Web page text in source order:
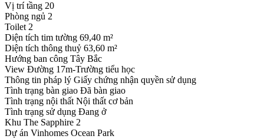
Vị trí tầng 20
Phòng ngủ 2
Toilet 2
Diện tích tim tường 69,40 m²
Diện tích thông thuỷ 63,60 m²
Hướng ban công Tây Bắc
View Đường 17m-Trường tiểu học
Thông tin pháp lý Giấy chứng nhận quyền sử dụng
Tình trạng bàn giao Đã bàn giao
Tình trạng nội thất Nội thất cơ bản
Tình trạng sử dụng Đang ở
Khu The Sapphire 2
Dự án Vinhomes Ocean Park